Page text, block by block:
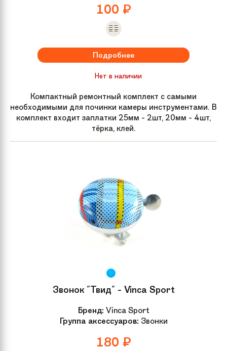
100 ₽
Подробнее
Нет в наличии
Компактный ремонтный комплект с самыми
необходимыми для починки камеры инструментами. В
комплект входит заплатки 25мм - 2шт, 20мм - 4шт,
тёрка, клей.
Звонок "Твид" - Vinca Sport
Бренд: Vinca Sport
Группа аксессуаров: Звонки
180 ₽